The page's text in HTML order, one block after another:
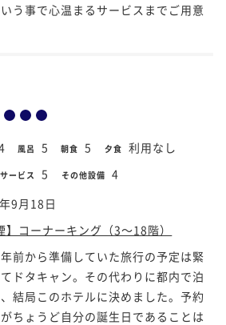
う事で心温まるサービスまでご用意
風呂 5 朝食 5 夕食 利用なし
ービス 5 その他設備 4
9月18日
】コーナーキング（3～18階）
前から準備していた旅行の予定は緊
ドタキャン。その代わりに都内で泊
結局このホテルに決めました。予約
ちょうど自分の誕生日であることは